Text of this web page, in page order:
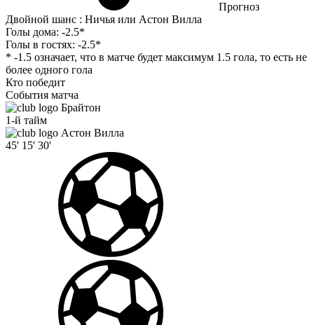
Прогноз
Двойной шанс : Ничья или Астон Вилла
Голы дома: -2.5*
Голы в гостях: -2.5*
* -1.5 означает, что в матче будет максимум 1.5 гола, то есть не
более одного гола
Кто победит
События матча
Брайтон
1-й тайм
Астон Вилла
45' 15' 30'